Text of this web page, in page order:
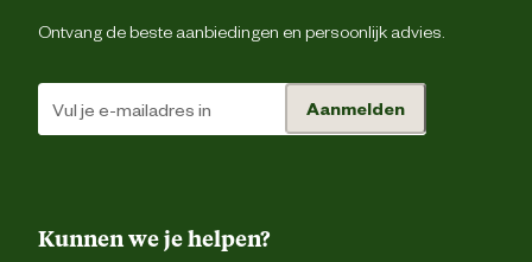
Ontvang de beste aanbiedingen en persoonlijk advies.
Aanmelden
Kunnen we je helpen?